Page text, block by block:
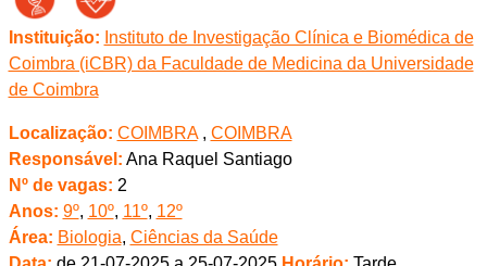
Instituição: Instituto de Investigação Clínica e Biomédica de
Coimbra (iCBR) da Faculdade de Medicina da Universidade
de Coimbra
Localização: COIMBRA, COIMBRA
Responsável: Ana Raquel Santiago
Nº de vagas: 2
Anos: 9º, 10º, 11º, 12º
Área: Biologia, Ciências da Saúde